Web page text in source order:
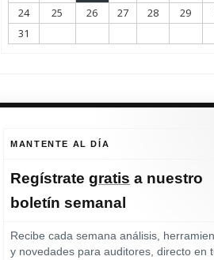
24
25 26 27 28 29
31
MANTENTE AL DÍA
Regístrategratis a nuestro
boletín semanal
Recibe cada semana análisis,
y novedades para auditores, directo en